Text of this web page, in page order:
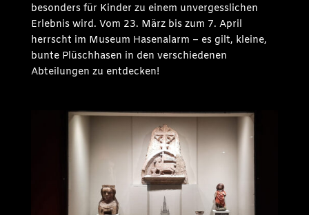
besonders für Kinder zu einem unvergesslichen
Erlebnis wird. Vom 23. März bis zum 7. April
herrscht im Museum Hasenalarm – es gilt, kleine,
bunte Plüschhasen in den verschiedenen
Abteilungen zu entdecken!